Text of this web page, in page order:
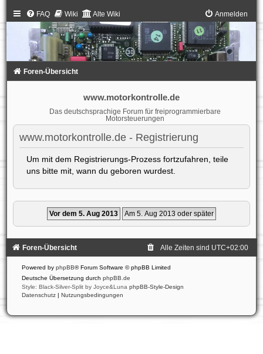
FAQ Wiki Alte Wiki Anmelden
Foren-Übersicht
www.motorkontrolle.de
Das deutschsprachige Forum für freiprogrammierbare
Motorsteuerungen
www.motorkontrolle.de - Registrierung
Um mit dem Registrierungs-Prozess fortzufahren, teile
uns bitte mit, wann du geboren wurdest.
Foren-Übersicht Alle Zeiten sind UTC+02:00
Powered by phpBB® Forum Software © phpBB Limited
Deutsche Übersetzung durch phpBB.de
Style: Black-Silver-Split by Joyce&Luna phpBB-Style-Design
Datenschutz | Nutzungsbedingungen